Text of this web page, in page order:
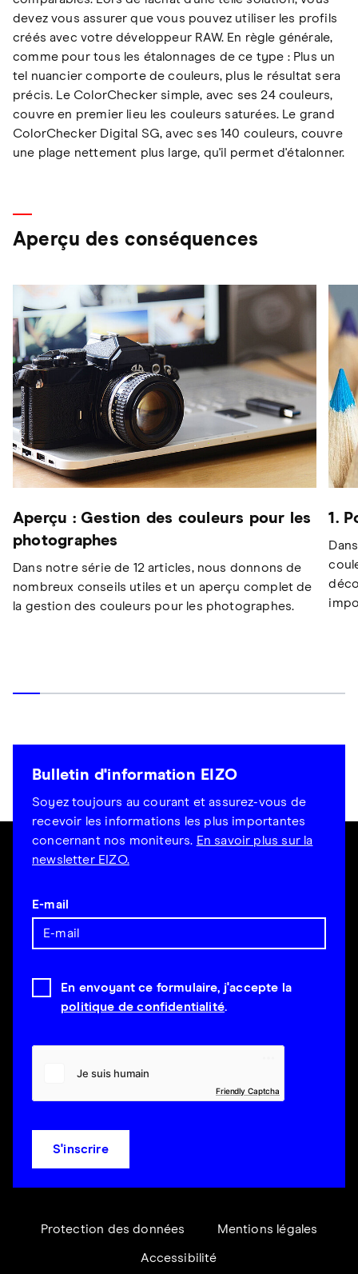
devez vous assurer que vous pouvez utiliser les profils
créés avec votre développeur RAW. En règle générale,
comme pour tous les étalonnages de ce type : Plus un
tel nuancier comporte de couleurs, plus le résultat sera
précis. Le ColorChecker simple, avec ses 24 couleurs,
couvre en premier lieu les couleurs saturées. Le grand
ColorChecker Digital SG, avec ses 140 couleurs, couvre
une plage nettement plus large, qu'il permet d'étalonner.
Aperçu des conséquences
Aperçu : Gestion des couleurs pour les
photographes
Dans notre série de 12 articles, nous donnons de
nombreux conseils utiles et un aperçu complet de
la gestion des couleurs pour les photographes.
1.
Bulletin d'information EIZO
Soyez toujours au courant et assurez-vous de
recevoir les informations les plus importantes
concernant nos moniteurs. En savoir plus sur la
newsletter EIZO.
E-mail
En envoyant ce formulaire, j'accepte la
politique de confidentialité.
Friendly Captcha
S'inscrire
Protection des données Mentions légales
Accessibilité